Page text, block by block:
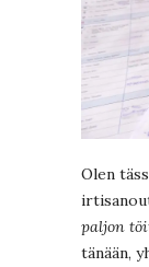
Olen
paljon
tänään,